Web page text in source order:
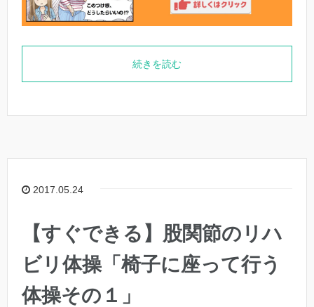
続きを読む
2017.05.24
【すぐできる】股関節のリハ
ビリ体操「椅子に座って行う
体操その１」